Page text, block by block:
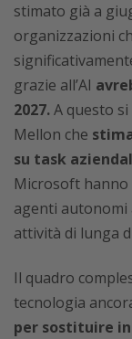
stimato già a
organizzazioni
grazie all’AI
2027.A questo
Mellon che
su task
Microsoft hanno
agenti autonomi
attività di lunga
Il quadro
tecnologia
per sostituire